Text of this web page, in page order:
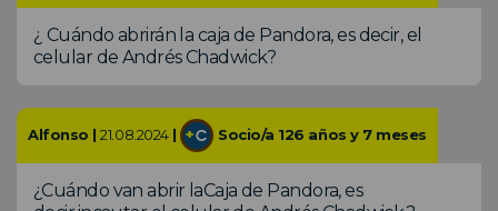
¿ Cuándo abrirán la caja de Pandora, es decir, el
celular de Andrés Chadwick?
Alfonso |21.08.2024| Socio/a 126 años y 7 meses
¿Cuándo van abrir laCaja de Pandora, es